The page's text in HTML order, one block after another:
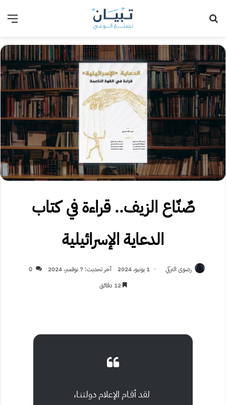
صٌنّاع الزيف.. قراءة في كتاب
الدعاية الإسرائيلية
رضوى التركي 1 يونيو، 2024 آخر تحديث: 7 نوفمبر، 2024
0
12 دقائق
لقد أقـام الإعلام دولتنـا،